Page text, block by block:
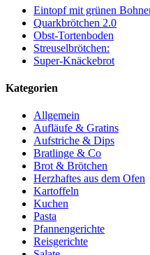
Eintopf mit grünen
Quarkbrötchen 2.0
Obst-Tortenboden
Streuselbrötchen:
Super-Knäckebrot
Kategorien
Allgemein
Aufläufe & Gratins
Aufstriche & Dips
Bratlinge & Co
Brot & Brötchen
Herzhaftes aus dem Ofen
Kartoffeln
Kuchen
Pasta
Pfannengerichte
Reisgerichte